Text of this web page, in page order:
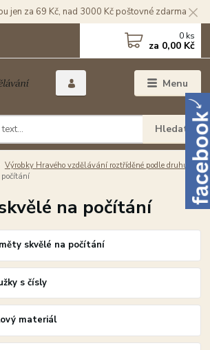
jen za 69 Kč, nad 3000 Kč poštovné zdarma
Menu
Hledat
0 ks
za 0,00 Kč
Výrobky Hravého vzdělávání roztříděné podle druhu
počítání
na počítání
skvělé na počítání
s čísly
materiál